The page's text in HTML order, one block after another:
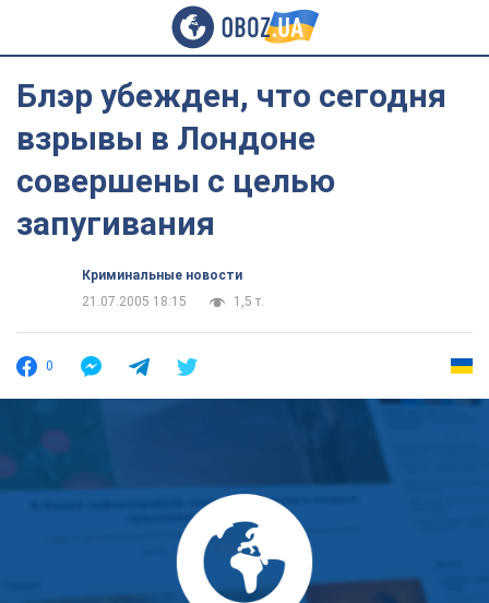
Блэр убежден, что сегодня
взрывы в Лондоне
совершены с целью
запугивания
Криминальные новости
21.07.2005 18:15
1,5 т.
0